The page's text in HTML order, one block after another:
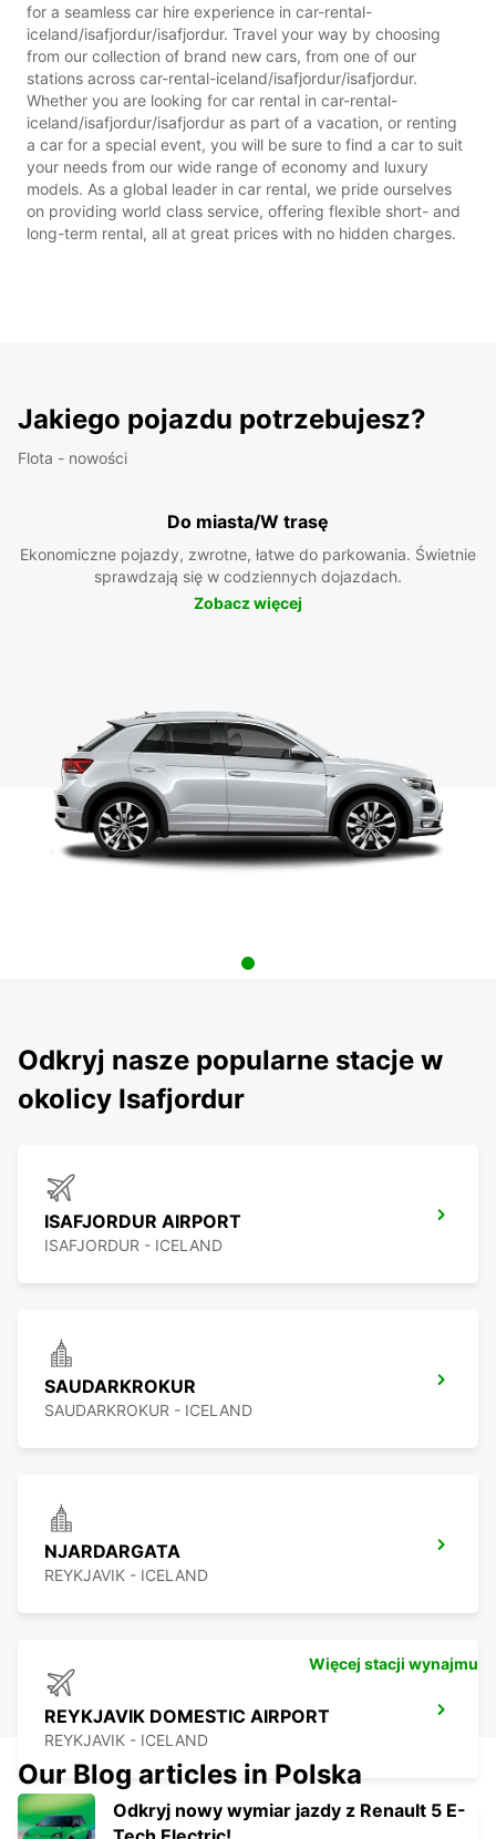
for a seamless car hire experience in car-rental-
iceland/isafjordur/isafjordur. Travel your way by choosing
from our collection of brand new cars, from one of our
stations across car-rental-iceland/isafjordur/isafjordur.
Whether you are looking for car rental in car-rental-
iceland/isafjordur/isafjordur as part of a vacation, or renting
a car for a special event, you will be sure to find a car to suit
your needs from our wide range of economy and luxury
models. As a global leader in car rental, we pride ourselves
on providing world class service, offering flexible short- and
long-term rental, all at great prices with no hidden charges.
Jakiego pojazdu potrzebujesz?
Flota - nowości
Do miasta/W trasę
Ekonomiczne pojazdy, zwrotne, łatwe do parkowania. Świetnie
sprawdzają się w codziennych dojazdach.
Zobacz więcej
Odkryj nasze popularne stacje w
okolicy Isafjordur
ISAFJORDUR AIRPORT
ISAFJORDUR - ICELAND
SAUDARKROKUR
SAUDARKROKUR - ICELAND
NJARDARGATA
REYKJAVIK - ICELAND
REYKJAVIK DOMESTIC AIRPORT
REYKJAVIK - ICELAND
Więcej stacji wynajmu
Our Blog articles in Polska
Odkryj nowy wymiar jazdy z Renault 5 E-